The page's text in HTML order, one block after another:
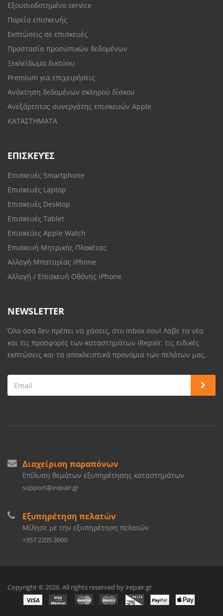
Εξουσιοδοτημένο service
Πορεία επισκευής
Εκπτώσεις σε επισκευές
Προστασία προσωπικών δεδομένων
Ξεκλείδωμα δικτύου
Premium για επιχειρήσεις
Ανάκτηση δεδομένων σκληρού δίσκου
Ανεξάρτητος συνεργάτης επισκευών Apple
ΚΑΤΑΣΤΗΜΑΤΑ
ΕΠΙΣΚΕΥΈΣ
Επισκευές Smartphone
Επισκευές Laptop
Επισκευές Desktop
Επισκευές Tablet
Επισκεύες Apple Watch
Επισκευή Μητρικής Πλακέτας
Αλλαγή Μπαταρίας iPhone
Αλλαγή / Επισκευή Οθόνης iPhone
NEWSLETTER
Όλα όσα δεν πρέπει να χάσεις, στο inbox σου! Λάβε τα νέα
και τις προσφορές των καταστημάτων iRepair, τις ειδικές
εκπτώσεις και τα αποκλειστικά προνόμια των πελάτων μας.
Διαχείριση παραπόνων
Επίλυση θεμάτων εξυπηρέτησης καταστημάτων
support@irepair.gr
Εξυπηρέτηση πελατών
Μίλησε με την εξυπηρέτηση πελατών
+357 2205 3600
Copyright © 2026. All rights reserved by irepair.gr